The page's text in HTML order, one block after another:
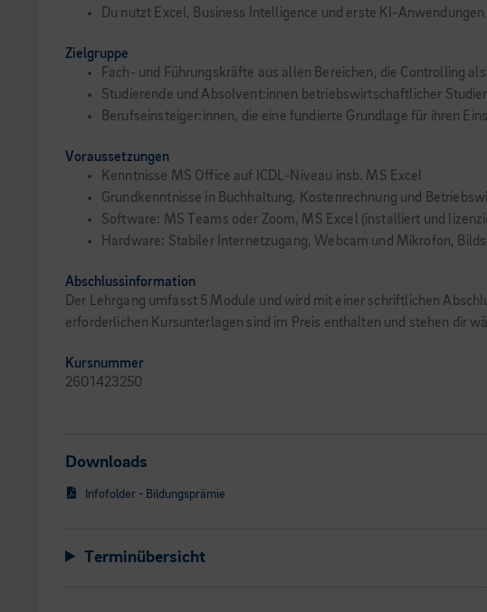
Du nutzt Excel, Business Intelligence und erste KI-
Zielgruppe
Fach- und Führungskräfte aus allen Bereichen, die Controlling
Studierende und Absolvent:innen betriebswirtschaftlicher
Berufseinsteiger:innen, die eine fundierte Grundlage für ihren
Voraussetzungen
Kenntnisse MS Office auf ICDL-Niveau insb. MS Excel
Grundkenntnisse in Buchhaltung, Kostenrechnung und
Software: MS Teams oder Zoom, MS Excel (installiert und
Hardware: Stabiler Internetzugang, Webcam und Mikrofon,
Abschlussinformation
Der Lehrgang umfasst 5 Module und wird mit einer schriftlichen
erforderlichen Kursunterlagen sind im Preis enthalten und stehen dir
Kursnummer
2601423250
Downloads
Infofolder - Bildungsprämie
Terminübersicht